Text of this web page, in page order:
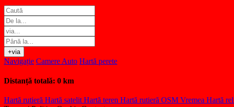
+via
Navigație Camere Auto Hartă perete
Distanță totală: 0 km
Hartă rutieră Hartă satelit Hartă teren Hartă rutieră OSM Vremea Hartă